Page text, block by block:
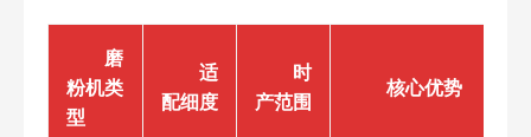
磨
粉机类
型
适
配细度
时
产范围
核心优势